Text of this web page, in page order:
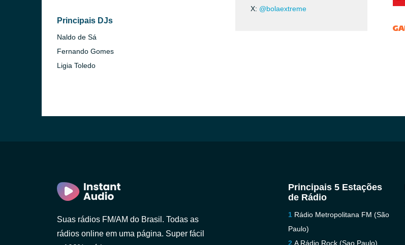
Principais DJs
Naldo de Sá
Fernando Gomes
Ligia Toledo
X: @bolaextreme
Suas rádios FM/AM do Brasil. Todas as
rádios online em uma página. Super fácil
Principais 5 Estações
de Rádio
Rádio Metropolitana FM (São
Paulo)
A Rádio Rock (Sao Paulo)